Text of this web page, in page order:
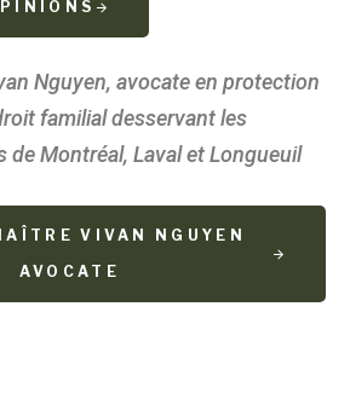
Nguyen, avocate en protection
familial desservant les
Montréal, Laval et Longueuil
VIVAN NGUYEN
AVOCATE